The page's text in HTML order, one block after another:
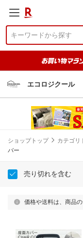
エコロジクール
ショップトップ カテゴリ
バー
売り切れを含む
価格や送料は、商品